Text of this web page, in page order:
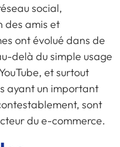
social,
des amis et
ont évolué dans de
delà du simple usage
et surtout
ayant un important
sont
du e-commerce.